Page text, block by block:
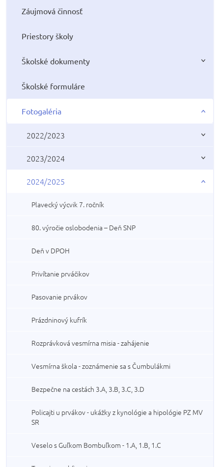
Záujmová činnosť
Priestory školy
Školské dokumenty
Školské formuláre
Fotogaléria
2022/2023
2023/2024
2024/2025
Plavecký výcvik 7. ročník
80. výročie oslobodenia – Deň SNP
Deň v DPOH
Privítanie prváčikov
Pasovanie prvákov
Prázdninový kufrík
Rozprávková vesmírna misia - zahájenie
Vesmírna škola - zoznámenie sa s Čumbulákmi
Bezpečne na cestách 3.A, 3.B, 3.C, 3.D
Policajti u prvákov - ukážky z kynológie a hipológie PZ MV
SR
Veselo s Guľkom Bombuľkom - 1.A, 1.B, 1.C